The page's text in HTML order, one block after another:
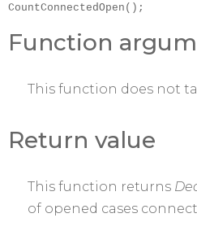
CountConnectedOpen();
Function
This function does not
Return value
This function returns
of opened cases